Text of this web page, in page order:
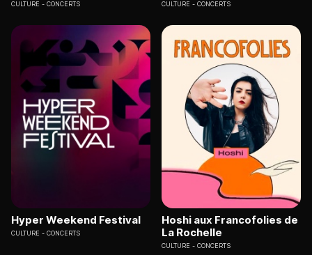
CULTURE CONCERTS CULTURE CONCERTS
Hyper Weekend Festival
CULTURE CONCERTS
Hoshi aux Francofolies de
La Rochelle
CULTURE CONCERTS